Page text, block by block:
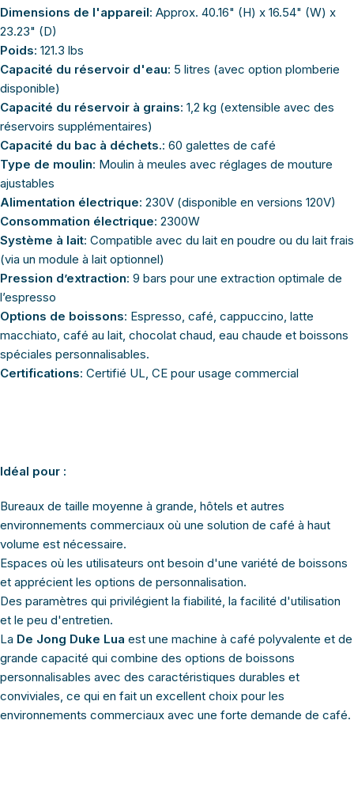
Dimensions de l'appareil: Approx. 40.16" (H) x 16.54" (W) x
23.23" (D)
Poids: 121.3 lbs
Capacité du réservoir d'eau: 5 litres (avec option plomberie
disponible)
Capacité du réservoir à grains: 1,2 kg (extensible avec des
réservoirs supplémentaires)
Capacité du bac à déchets.: 60 galettes de café
Type de moulin: Moulin à meules avec réglages de mouture
ajustables
Alimentation électrique: 230V (disponible en versions 120V)
Consommation électrique: 2300W
Système à lait: Compatible avec du lait en poudre ou du lait frais
(via un module à lait optionnel)
Pression d’extraction: 9 bars pour une extraction optimale de
l’espresso
Options de boissons: Espresso, café, cappuccino, latte
macchiato, café au lait, chocolat chaud, eau chaude et boissons
spéciales personnalisables.
Certifications: Certifié UL, CE pour usage commercial
Idéal pour :
Bureaux de taille moyenne à grande, hôtels et autres
environnements commerciaux où une solution de café à haut
volume est nécessaire.
Espaces où les utilisateurs ont besoin d'une variété de boissons
et apprécient les options de personnalisation.
Des paramètres qui privilégient la fiabilité, la facilité d'utilisation
et le peu d'entretien.
La De Jong Duke Lua est une machine à café polyvalente et de
grande capacité qui combine des options de boissons
personnalisables avec des caractéristiques durables et
conviviales, ce qui en fait un excellent choix pour les
environnements commerciaux avec une forte demande de café.